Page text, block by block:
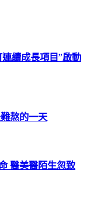
續成長項目”啟動
熬的一天
醫美醫陌生忽致